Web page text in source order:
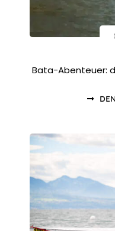
Bata-Abenteuer: